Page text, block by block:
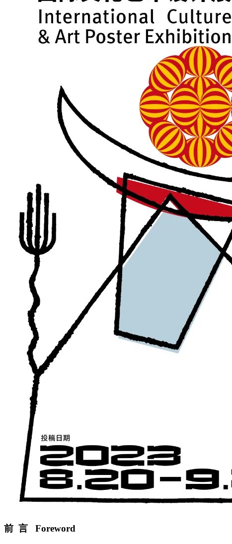
前 言 Foreword